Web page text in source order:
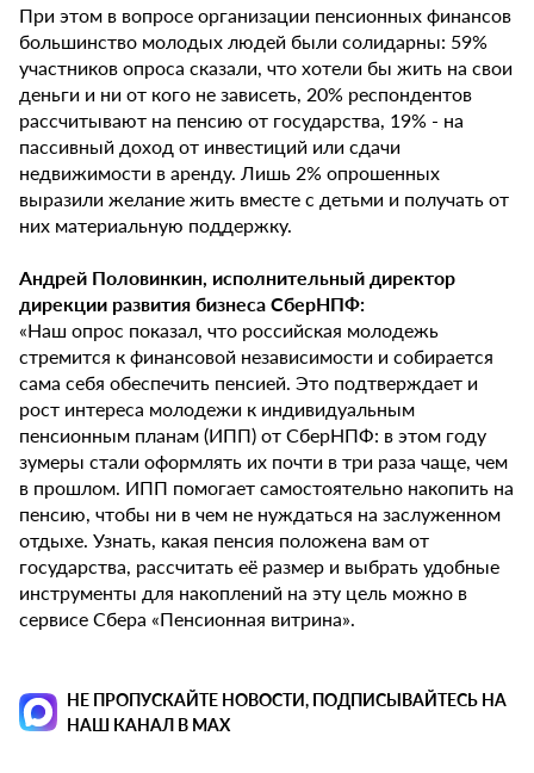
При этом в вопросе организации пенсионных финансов
большинство молодых людей были солидарны: 59%
участников опроса сказали, что хотели бы жить на свои
деньги и ни от кого не зависеть, 20% респондентов
рассчитывают на пенсию от государства, 19% - на
пассивный доход от инвестиций или сдачи
недвижимости в аренду. Лишь 2% опрошенных
выразили желание жить вместе с детьми и получать от
них материальную поддержку.
Андрей Половинкин, исполнительный директор
дирекции развития бизнеса СберНПФ:
«Наш опрос показал, что российская молодежь
стремится к финансовой независимости и собирается
сама себя обеспечить пенсией. Это подтверждает и
рост интереса молодежи к индивидуальным
пенсионным планам (ИПП) от СберНПФ: в этом году
зумеры стали оформлять их почти в три раза чаще, чем
в прошлом. ИПП помогает самостоятельно накопить на
пенсию, чтобы ни в чем не нуждаться на заслуженном
отдыхе. Узнать, какая пенсия положена вам от
государства, рассчитать её размер и выбрать удобные
инструменты для накоплений на эту цель можно в
сервисе Сбера «Пенсионная витрина».
НЕ ПРОПУСКАЙТЕ НОВОСТИ, ПОДПИСЫВАЙТЕСЬ НА
НАШ КАНАЛ В MAX